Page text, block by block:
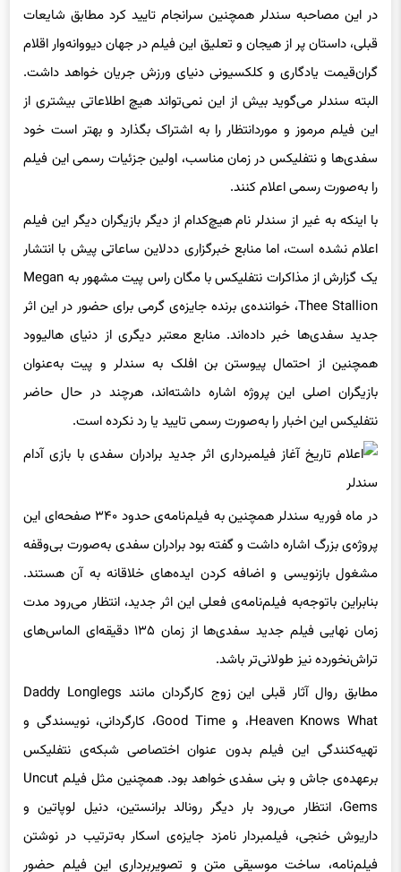
زمانی نهایی آغاز مراحل تصویربرداری این پروژه تعیین شده است.
در این مصاحبه سندلر همچنین سرانجام تایید کرد مطابق شایعات
قبلی، داستان پر از هیجان و تعلیق این فیلم در جهان دیووانه‌وار اقلام
گران‌قیمت یادگاری و کلکسیونی دنیای ورزش جریان خواهد داشت.
البته سندلر می‌گوید بیش از این نمی‌تواند هیچ اطلاعاتی بیشتری از
این فیلم مرموز و موردانتظار را به اشتراک بگذارد و بهتر است خود
سفدی‌ها و نتفلیکس در زمان مناسب، اولین جزئیات رسمی این فیلم
را به‌صورت رسمی اعلام کنند.
با اینکه به غیر از سندلر نام هیچ‌کدام از دیگر بازیگران دیگر این فیلم
اعلام نشده است، اما منابع خبرگزاری ددلاین ساعاتی پیش با انتشار
یک گزارش از مذاکرات نتفلیکس با مگان راس پیت مشهور به Megan
Thee Stallion، خواننده‌ی برنده‌ جایزه‌ی گرمی برای حضور در این اثر
جدید سفدی‌ها خبر داده‌اند. منابع معتبر دیگری از دنیای هالیوود
همچنین از احتمال پیوستن بن افلک به سندلر و پیت به‌عنوان
بازیگران اصلی این پروژه اشاره داشته‌اند، هرچند در حال حاضر
نتفلیکس این اخبار را به‌صورت رسمی تایید یا رد نکرده است.
در ماه فوریه سندلر همچنین به فیلم‌نامه‌ی حدود ۳۴۰ صفحه‌ای این
پروژه‌ی بزرگ اشاره داشت و گفته بود برادران سفدی به‌صورت بی‌وقفه
مشغول بازنویسی و اضافه کردن ایده‌های خلاقانه به آن هستند.
بنابراین باتوجه‌به فیلم‌نامه‌‌ی فعلی این اثر جدید، انتظار می‌رود مدت
تراش‌نخورده نیز طولانی‌تر باشد.
مطابق روال آثار قبلی این زوج کارگردان مانند Daddy Longlegs
،Heaven Knows What و Good Time، کارگردانی، نویسندگی و
تهیه‌کنندگی این فیلم بدون عنوان اختصاصی شبکه‌ی نتفلیکس
برعهده‌ی جاش و بنی سفدی خواهد بود. همچنین مثل فیلم Uncut
Gems، انتظار می‌رود بار دیگر رونالد برانستین، دنیل لوپاتین و
داریوش خنجی، فیلمبردار نامزد جایزه‌ی اسکار به‌ترتیب در نوشتن